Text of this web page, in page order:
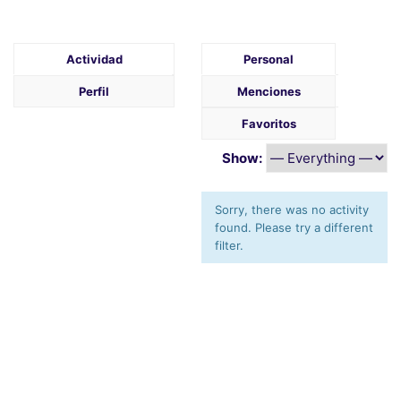
Actividad
Perfil
Personal
Menciones
Favoritos
Show:
Sorry, there was no activity
found. Please try a different
filter.